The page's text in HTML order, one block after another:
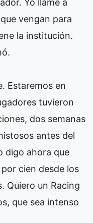
Yo llamé a
vengan para
la institución.
Estaremos en
tuvieron
dos semanas
antes del
digo ahora que
cien desde los
Quiero un Racing
que sea intenso